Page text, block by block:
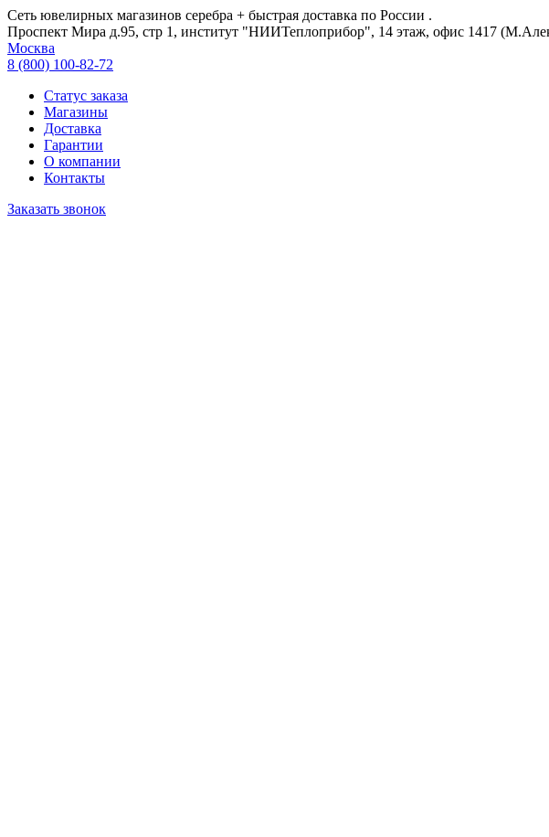
Сеть ювелирных магазинов серебра + быстрая доставка по России .
Проспект Мира д.95, стр 1, институт "НИИТеплоприбор", 14 этаж, офис 1417
Москва
8 (800) 100-82-72
Статус заказа
Магазины
Доставка
Гарантии
О компании
Контакты
Заказать звонок